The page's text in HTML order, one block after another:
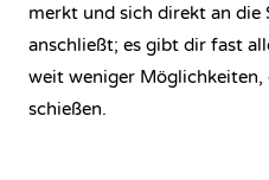
merkt und sich direkt an die
anschließt; es gibt dir fast
weit weniger Möglichkeiten,
schießen.